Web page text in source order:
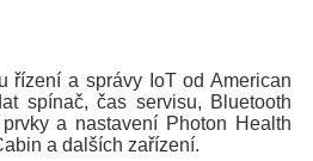
řízení a správy IoT od American
spínač, čas servisu, Bluetooth
a nastavení Photon Health
a dalších zařízení.